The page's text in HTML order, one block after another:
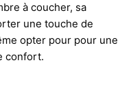
à coucher, sa
une touche de
opter pour pour une
confort.